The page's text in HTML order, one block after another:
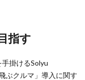
指す
掛けるSolyu
ぶクルマ」導入に関す